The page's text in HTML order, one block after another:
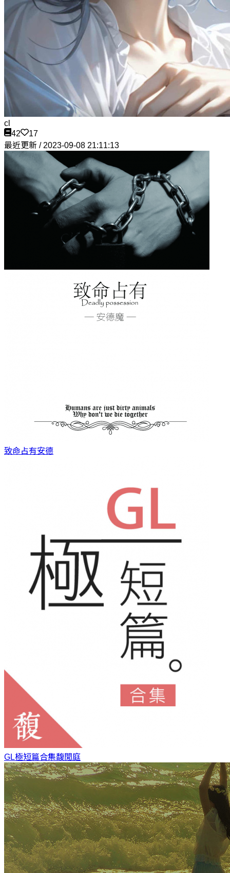
cl
42
17
最近更新 / 2023-09-08 21:11:13
致命占有安德
GL極短篇合集馥閒庭